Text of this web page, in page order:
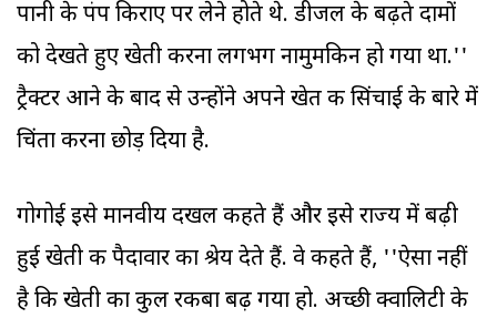
पानी के पंप किराए पर लेने होते थे. डीजल के बढ़ते दामों
को देखते हुए खेती करना लगभग नामुमकिन हो गया था.''
ट्रैक्टर आने के बाद से उन्होंने अपने खेत की सिंचाई के बारे में
चिंता करना छोड़ दिया है.
गोगोई इसे मानवीय दखल कहते हैं और इसे राज्‍य में बढ़ी
हुई खेती की पैदावार का श्रेय देते हैं. वे कहते हैं, ''ऐसा नहीं
है कि खेती का कुल रकबा बढ़ गया हो. अच्छी क्वालिटी के